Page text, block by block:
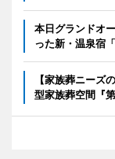
本日グランドオ
った新・温泉宿
【家族葬ニーズ
型家族葬空間『